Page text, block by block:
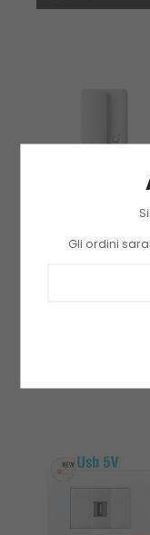
AGT A200 K
Sistemi 200 3Tasti
Gli ordini